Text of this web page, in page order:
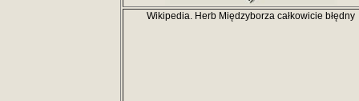
Wikipedia. Herb Międzyborza całkowicie błędny